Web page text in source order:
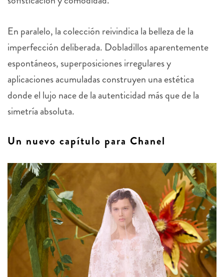
imperfección deliberada. Dobladillos aparentemente
espontáneos, superposiciones irregulares y
aplicaciones acumuladas construyen una estética
donde el lujo nace de la autenticidad más que de la
simetría absoluta.